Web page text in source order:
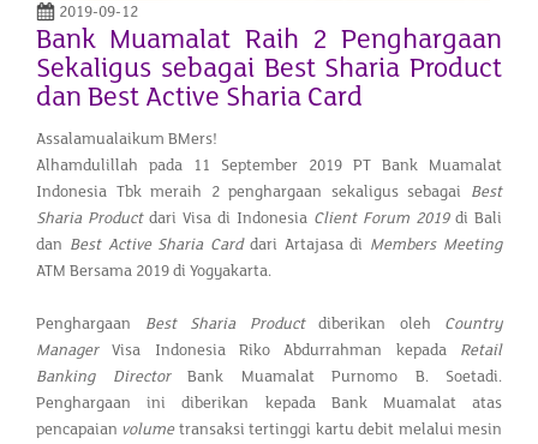
2019-09-12
Bank Muamalat Raih 2 Penghargaan
Sekaligus sebagai Best Sharia Product
dan Best Active Sharia Card
Assalamualaikum BMers!
Alhamdulillah pada 11 September 2019 PT Bank Muamalat
Indonesia Tbk meraih 2 penghargaan sekaligus sebagai Best
Sharia Productdari Visa di Indonesia Client Forum 2019di Bali
dan Best Active Sharia Carddari Artajasa di Members Meeting
ATM Bersama 2019 di Yogyakarta.
Penghargaan Best Sharia Productdiberikan oleh Country
ManagerVisa Indonesia Riko Abdurrahman kepada Retail
Banking DirectorBank Muamalat Purnomo B. Soetadi.
Penghargaan ini diberikan kepada Bank Muamalat atas
pencapaian volumetransaksi tertinggi kartu debit melalui mesin